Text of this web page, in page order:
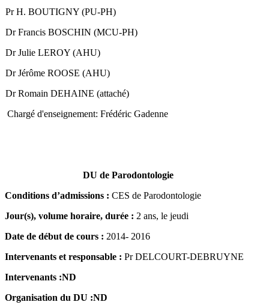
Pr H. BOUTIGNY (PU-PH)
Dr Francis BOSCHIN (MCU-PH)
Dr Julie LEROY (AHU)
Dr Jérôme ROOSE (AHU)
Dr Romain DEHAINE (attaché)
d'enseignement: Frédéric Gadenne
DU de Parodontologie
Conditions d’admissions : CES de Parodontologie
Jour(s), volume horaire, durée : 2 ans, le jeudi
Date de début de cours : 2014- 2016
Intervenants et responsable : Pr DELCOURT-DEBRUYNE
Intervenants :ND
Organisation du DU :ND